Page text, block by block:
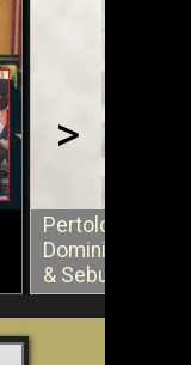
Pertolongan
Dominikus
& Sebuah Saran
>